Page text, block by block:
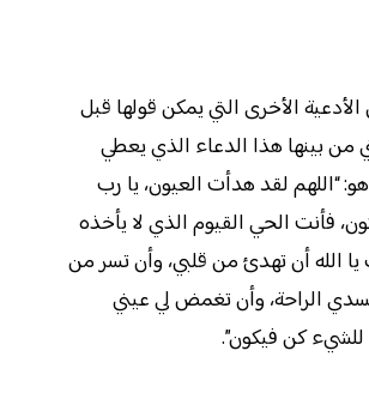
الأخرى التي يمكن قولها قبل
من بينها هذا الدعاء الذي يعطي
“اللهم لقد هدأت العيون، يا رب
فأنت الحي القيوم الذي لا يأخذه
يا الله أن تهدئ من قلبي، وأن تسر من
الراحة، وأن تغمض لي عيني
للشيء كن فيكون”.